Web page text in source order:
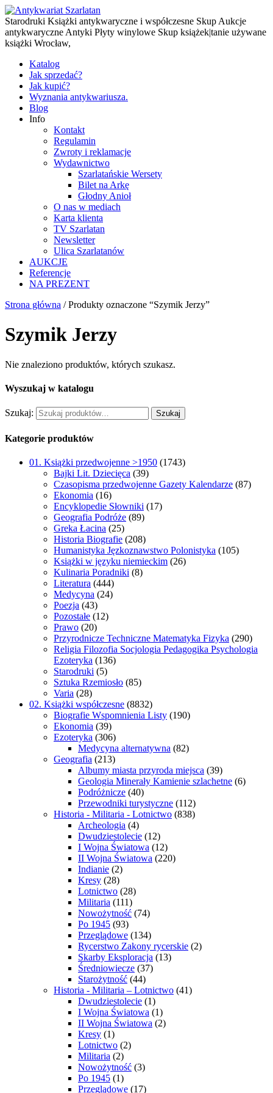
Starodruki Książki antykwaryczne i współczesne Skup Aukcje
antykwaryczne Antyki Płyty winylowe Skup książek|tanie używane
książki Wrocław,
Katalog
Jak sprzedać?
Jak kupić?
Wyznania antykwariusza.
Blog
Info
Kontakt
Regulamin
Zwroty i reklamacje
Wydawnictwo
Szarlatańskie Wersety
Bilet na Arkę
Głodny Anioł
O nas w mediach
Karta klienta
TV Szarlatan
Newsletter
Ulica Szarlatanów
AUKCJE
Referencje
NA PREZENT
Strona główna / Produkty oznaczone “Szymik Jerzy”
Szymik Jerzy
Nie znaleziono produktów, których szukasz.
Wyszukaj w katalogu
Szukaj: Szukaj
Kategorie produktów
01. Książki przedwojenne >1950 (1743)
Bajki Lit. Dziecięca (39)
Czasopisma przedwojenne Gazety Kalendarze (87)
Ekonomia (16)
Encyklopedie Słowniki (17)
Geografia Podróże (89)
Greka Łacina (25)
Historia Biografie (208)
Humanistyka Jęzkoznawstwo Polonistyka (105)
Książki w języku niemieckim (26)
Kulinaria Poradniki (8)
Literatura (444)
Medycyna (24)
Poezja (43)
Pozostałe (12)
Prawo (20)
Przyrodnicze Techniczne Matematyka Fizyka (290)
Religia Filozofia Socjologia Pedagogika Psychologia
Ezoteryka (136)
Starodruki (5)
Sztuka Rzemiosło (85)
Varia (28)
02. Książki współczesne (8832)
Biografie Wspomnienia Listy (190)
Ekonomia (39)
Ezoteryka (306)
Medycyna alternatywna (82)
Geografia (213)
Albumy miasta przyroda miejsca (39)
Geologia Minerały Kamienie szlachetne (6)
Podróżnicze (40)
Przewodniki turystyczne (112)
Historia - Militaria - Lotnictwo (838)
Archeologia (4)
Dwudziestolecie (12)
I Wojna Światowa (12)
II Wojna Światowa (220)
Indianie (2)
Kresy (28)
Lotnictwo (28)
Militaria (111)
Nowożytność (74)
Po 1945 (93)
Przeglądowe (134)
Rycerstwo Zakony rycerskie (2)
Skarby Eksploracja (13)
Średniowiecze (37)
Starożytność (44)
Historia - Militaria – Lotnictwo (41)
Dwudziestolecie (1)
I Wojna Światowa (1)
II Wojna Światowa (2)
Kresy (1)
Lotnictwo (2)
Militaria (2)
Nowożytność (3)
Po 1945 (1)
Przeglądowe (17)